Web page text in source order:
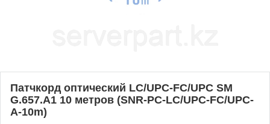
Патчкорд оптический LC/UPC-FC/UPC SM
G.657.A1 10 метров (SNR-PC-LC/UPC-FC/UPC-
A-10m)